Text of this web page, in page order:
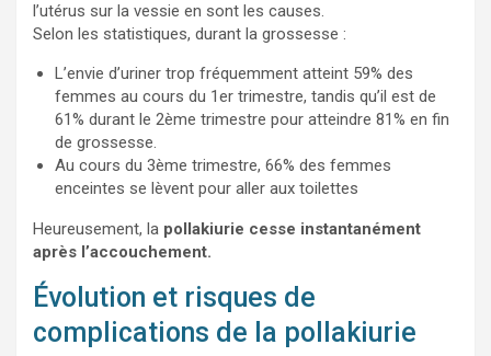
l’utérus sur la vessie en sont les causes.
Selon les statistiques, durant la grossesse :
L’envie d’uriner trop fréquemment atteint 59% des
femmes au cours du 1er trimestre, tandis qu’il est de
61% durant le 2ème trimestre pour atteindre 81% en fin
de grossesse.
Au cours du 3ème trimestre, 66% des femmes
enceintes se lèvent pour aller aux toilettes
Heureusement, la pollakiurie cesse instantanément
après l’accouchement.
Évolution et risques de
complications de la pollakiurie